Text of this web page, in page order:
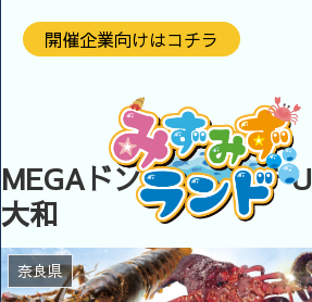
開催企業向けはコチラ
MEGAドン・キホーテ
大和
奈良県